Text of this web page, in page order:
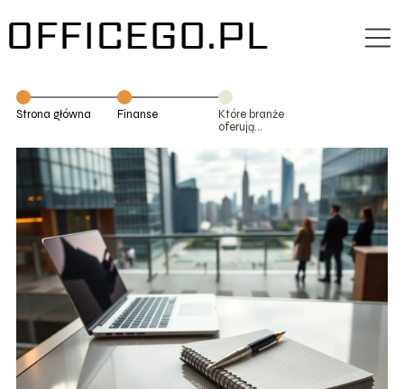
Strona główna Finanse
Które branże
oferują
zarobki?